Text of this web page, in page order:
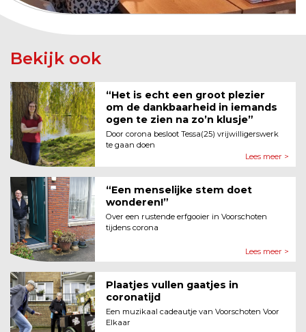
Bekijk ook
“Het is echt een groot plezier
om de dankbaarheid in iemands
ogen te zien na zo’n klusje”
Door corona besloot Tessa(25) vrijwilligerswerk
te gaan doen
Lees meer >
“Een menselijke stem doet
wonderen!”
Over een rustende erfgooier in Voorschoten
tijdens corona
Lees meer >
Plaatjes vullen gaatjes in
coronatijd
Een muzikaal cadeautje van Voorschoten Voor
Elkaar